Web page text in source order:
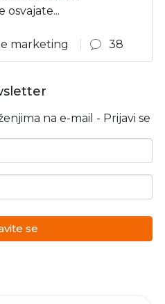
marketing
38
na e-mail - Prijavi se
se